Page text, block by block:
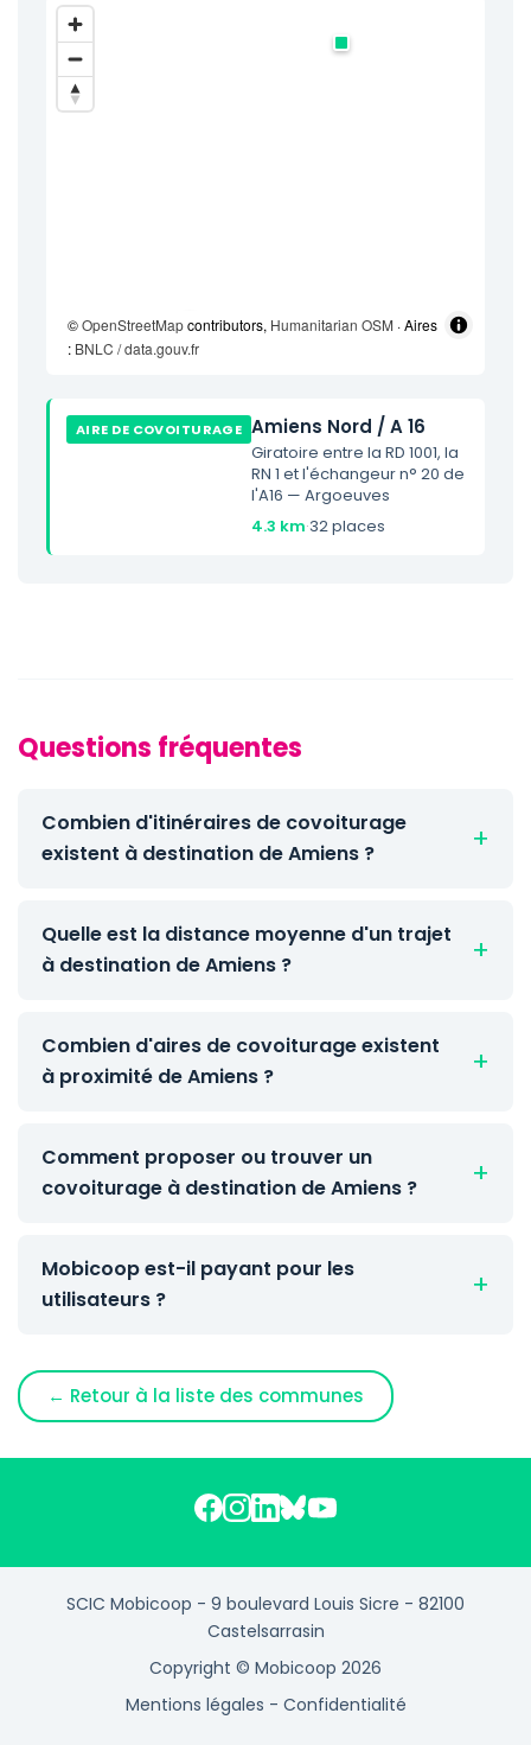
©OpenStreetMapcontributors, Humanitarian OSM · Aires
: BNLC / data.gouv.fr
AIRE DE COVOITURAGE Amiens Nord / A 16
Giratoire entre la RD 1001, la
RN 1 et l'échangeur n° 20 de
l'A16 — Argoeuves
4.3 km·32 places
Questions fréquentes
Combien d'itinéraires de covoiturage
existent à destination de Amiens ?
Quelle est la distance moyenne d'un trajet
à destination de Amiens ?
Combien d'aires de covoiturage existent
à proximité de Amiens ?
Comment proposer ou trouver un
covoiturage à destination de Amiens ?
Mobicoop est-il payant pour les
utilisateurs ?
← Retour à la liste des communes
SCIC Mobicoop - 9 boulevard Louis Sicre - 82100
Castelsarrasin
Copyright © Mobicoop 2026
Mentions légales - Confidentialité